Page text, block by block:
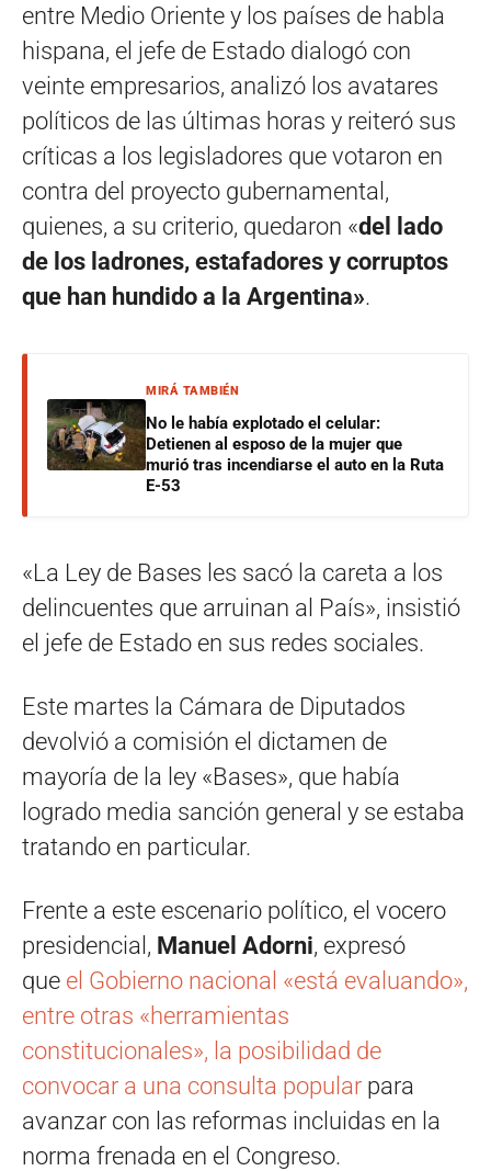
entre Medio Oriente y los países de habla
hispana, el jefe de Estado dialogó con
veinte empresarios, analizó los avatares
políticos de las últimas horas y reiteró sus
críticas a los legisladores que votaron en
contra del proyecto gubernamental,
quienes, a su criterio, quedaron «del lado
de los ladrones, estafadores y corruptos
que han hundido a la Argentina».
MIRÁ TAMBIÉN
No le había explotado el celular:
Detienen al esposo de la mujer que
murió tras incendiarse el auto en la Ruta
E-53
«La Ley de Bases les sacó la careta a los
delincuentes que arruinan al País», insistió
el jefe de Estado en sus redes sociales.
Este martes la Cámara de Diputados
devolvió a comisión el dictamen de
mayoría de la ley «Bases», que había
logrado media sanción general y se estaba
tratando en particular.
Frente a este escenario político, el vocero
presidencial, Manuel Adorni, expresó
que el Gobierno nacional «está evaluando»,
entre otras «herramientas
constitucionales», la posibilidad de
convocar a una consulta popular para
avanzar con las reformas incluidas en la
norma frenada en el Congreso.